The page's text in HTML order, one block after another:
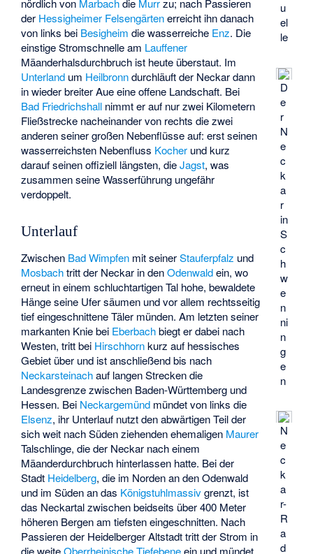
u
el
le
D
e
r
N
e
c
k
a
r
in
S
c
h
w
e
n
ni
n
g
e
n
nördlich von Marbachdie Murrzu; nach Passieren
der Hessigheimer Felsengärtenerreicht ihn danach
von links bei Besigheim die wasserreiche Enz. Die
einstige Stromschnelle am Lauffener
Mäanderhalsdurchbruch ist heute überstaut. Im
Unterland um Heilbronndurchläuft der Neckar dann
in wieder breiter Aue eine offene Landschaft. Bei
Bad Friedrichshall nimmt er auf nur zwei Kilometern
Fließstrecke nacheinander von rechts die zwei
anderen seiner großen Nebenflüsse auf: erst seinen
wasserreichsten Nebenfluss Kocher und kurz
darauf seinen offiziell längsten, dieJagst, was
zusammen seine Wasserführung ungefähr
verdoppelt.
Unterlauf
N
e
c
k
a
r-
R
a
d
Zwischen Bad Wimpfen mit seinerStauferpfalz und
Mosbachtritt der Neckar in denOdenwaldein, wo
erneut in einem schluchtartigen Tal hohe, bewaldete
Hänge seine Ufer säumen und vor allem rechtsseitig
tief eingeschnittene Täler münden. Am letzten seiner
markanten Knie bei Eberbachbiegt er dabei nach
Westen, tritt bei Hirschhornkurz auf hessisches
Gebiet über und ist anschließend bis nach
Neckarsteinachauf langen Strecken die
Landesgrenze zwischen Baden-Württemberg und
Hessen. Bei Neckargemünd mündet von links die
Elsenz, ihr Unterlauf nutzt den abwärtigen Teil der
sich weit nach Süden ziehenden ehemaligen Maurer
Talschlinge, die der Neckar nach einem
Mäanderdurchbruch hinterlassen hatte. Bei der
Stadt Heidelberg, die im Norden an den Odenwald
und im Süden an das Königstuhlmassivgrenzt, ist
das Neckartal zwischen beidseits über 400 Meter
höheren Bergen am tiefsten eingeschnitten. Nach
Passieren der Heidelberger Altstadt tritt der Strom in
die weiteOberrheinische Tiefebeneein und mündet